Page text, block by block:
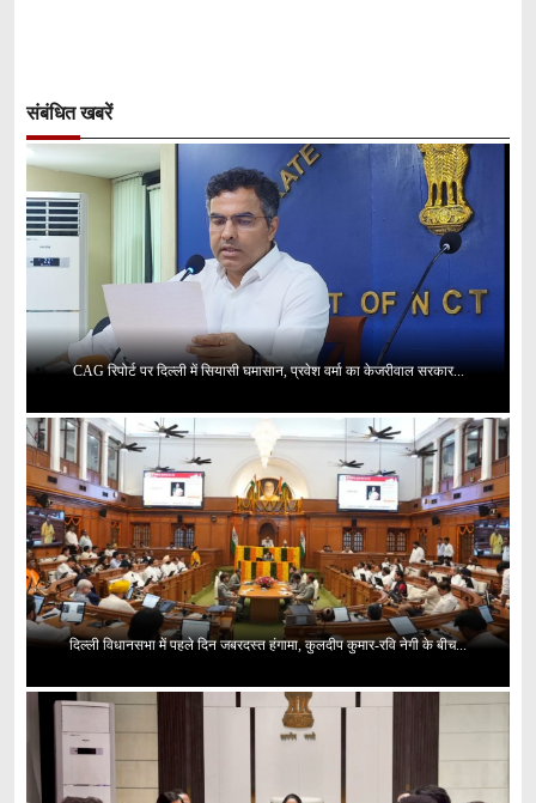
संबंधित खबरें
CAG रिपोर्ट पर दिल्ली में सियासी घमासान, प्रवेश वर्मा का केजरीवाल सरकार...
दिल्ली विधानसभा में पहले दिन जबरदस्त हंगामा, कुलदीप कुमार-रवि नेगी के बीच...